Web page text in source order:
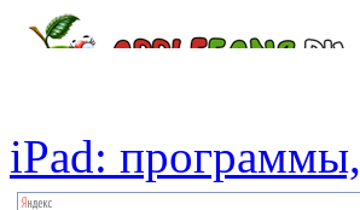
iPad: программы,